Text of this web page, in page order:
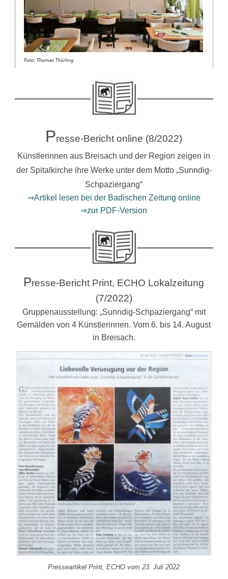
Presse-Bericht online (8/2022)
Künstlerinnen aus Breisach und der Region zeigen in
der Spitalkirche ihre Werke unter dem Motto „Sunndig-
Schpaziergang“
⇒Artikel lesen bei der Badischen Zeitung online
⇒zur PDF-Version
Presse-Bericht Print, ECHO Lokalzeitung
(7/2022)
Gruppenausstellung: „Sunndig-Schpaziergang“ mit
Gemälden von 4 Künstlerinnen. Vom 6. bis 14. August
in Breisach.
Presseartikel Print, ECHO vom 23. Juli 2022